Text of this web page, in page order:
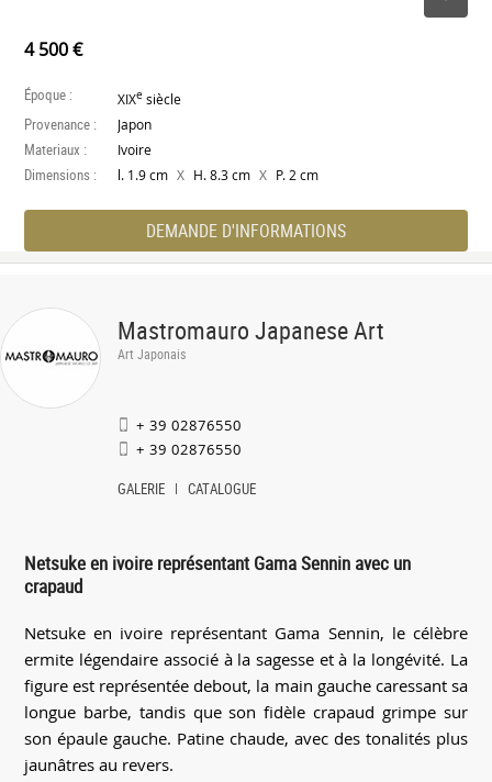
4 500 €
Époque : XIXe siècle
Provenance : Japon
Materiaux : Ivoire
Dimensions : l. 1.9 cm X H. 8.3 cm X P. 2 cm
DEMANDE D'INFORMATIONS
Mastromauro Japanese Art
Art Japonais
+ 39 02876550
+ 39 02876550
GALERIE CATALOGUE
Netsuke en ivoire représentant Gama Sennin avec un
crapaud
Netsuke en ivoire représentant Gama Sennin, le célèbre
ermite légendaire associé à la sagesse et à la longévité. La
figure est représentée debout, la main gauche caressant sa
longue barbe, tandis que son fidèle crapaud grimpe sur
son épaule gauche. Patine chaude, avec des tonalités plus
jaunâtres au revers.